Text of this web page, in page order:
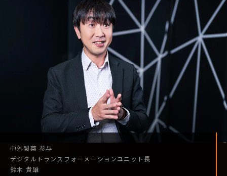
中外製薬 参与
デジタル トランスフォーメーションユニット長
鈴木 貴雄